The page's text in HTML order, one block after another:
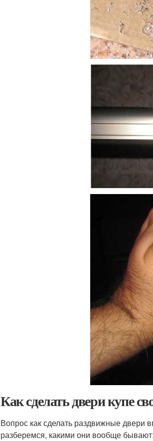
Как сделать двери купе
Вопрос как сделать раздвижные двери
разберемся, какими они вообще бывают: